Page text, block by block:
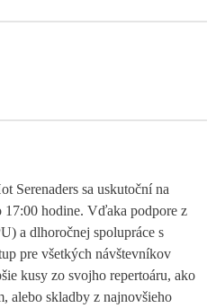
Serenaders sa uskutoční na
hodine. Vďaka podpore z
a dlhoročnej spolupráce s
pre všetkých návštevníkov
kusy zo svojho repertoáru, ako
alebo skladby z najnovšieho